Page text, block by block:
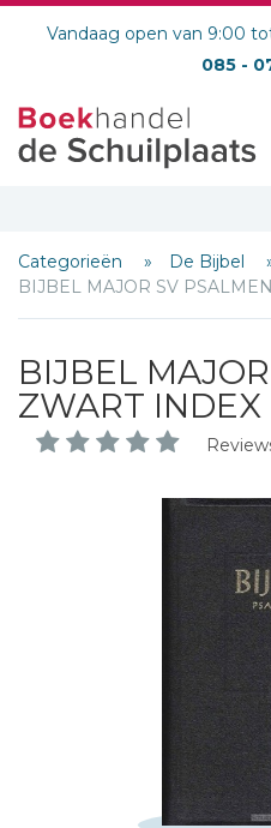
Vandaag open van 9:00
085 -
Categorieën De Bijbel
BIJBEL MAJOR SV
BIJBEL
ZWART INDEX
Schrijf hieronder je review!